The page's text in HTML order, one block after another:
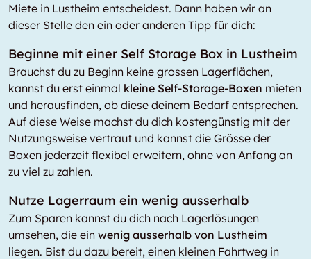
Miete in Lustheim entscheidest. Dann haben wir an
dieser Stelle den ein oder anderen Tipp für dich:
Beginne mit einer Self Storage Box in Lustheim
Brauchst du zu Beginn keine grossen Lagerflächen,
kannst du erst einmal kleine Self-Storage-Boxen mieten
und herausfinden, ob diese deinem Bedarf entsprechen.
Auf diese Weise machst du dich kostengünstig mit der
Nutzungsweise vertraut und kannst die Grösse der
Boxen jederzeit flexibel erweitern, ohne von Anfang an
zu viel zu zahlen.
Nutze Lagerraum ein wenig ausserhalb
Zum Sparen kannst du dich nach Lagerlösungen
umsehen, die ein wenig ausserhalb von Lustheim
liegen. Bist du dazu bereit, einen kleinen Fahrtweg in